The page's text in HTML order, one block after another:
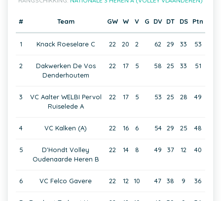
# Team GW W V G DV DT DS Ptn
1 Knack Roeselare C 22 20 2 62 29 33 53
2
Dakwerken De Vos
Denderhoutem
22 17 5 58 25 33 51
3
VC Aalter WELBI Pervol
Ruiselede A
22 17 5 53 25 28 49
4 VC Kalken (A) 22 16 6 54 29 25 48
5
D'Hondt Volley
Oudenaarde Heren B
22 14 8 49 37 12 40
6 VC Felco Gavere 22 12 10 47 38 9 36